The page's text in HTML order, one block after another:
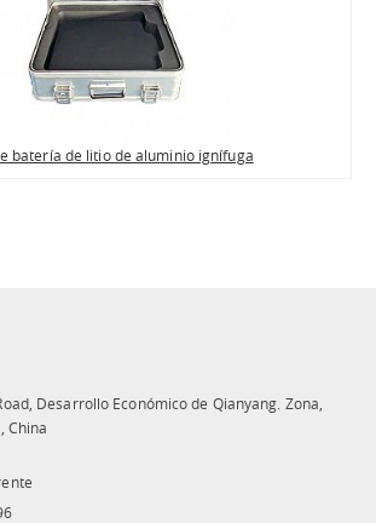
batería de litio de aluminio ignífuga
Desarrollo Económico de Qianyang. Zona,
China